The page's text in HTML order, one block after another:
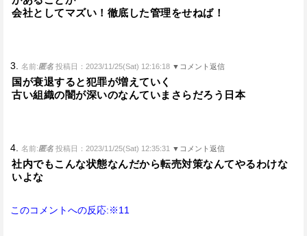
会社としてマズい！徹底した管理をせねば！
3. 名前:匿名 投稿日：2023/11/25(Sat) 12:16:18 ▼コメント返信
国が衰退すると犯罪が増えていく
古い組織の闇が深いのなんていまさらだろう日本
4. 名前:匿名 投稿日：2023/11/25(Sat) 12:35:31 ▼コメント返信
社内でもこんな状態なんだから転売対策なんてやるわけな
いよな
このコメントへの反応:※11